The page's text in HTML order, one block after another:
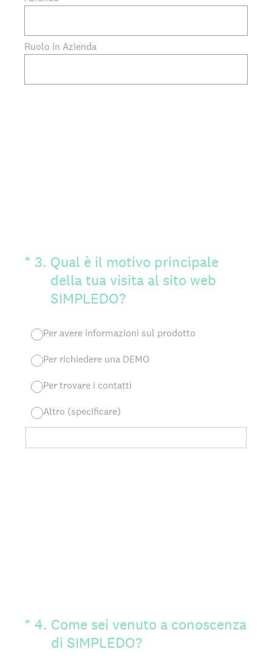
Ruolo in Azienda
* 3. Qual è il motivo principale
della tua visita al sito web
SIMPLEDO?
(Obbligatorio)
Per avere informazioni sul prodotto
Per richiedere una DEMO
Per trovare i contatti
Altro (specificare)
* 4. Come sei venuto a conoscenza
di SIMPLEDO?
(Obbligatorio)